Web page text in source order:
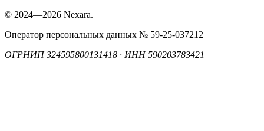
© 2024—2026 Nexara.
Оператор персональных данных № 59-25-037212
ОГРНИП 324595800131418 · ИНН 590203783421